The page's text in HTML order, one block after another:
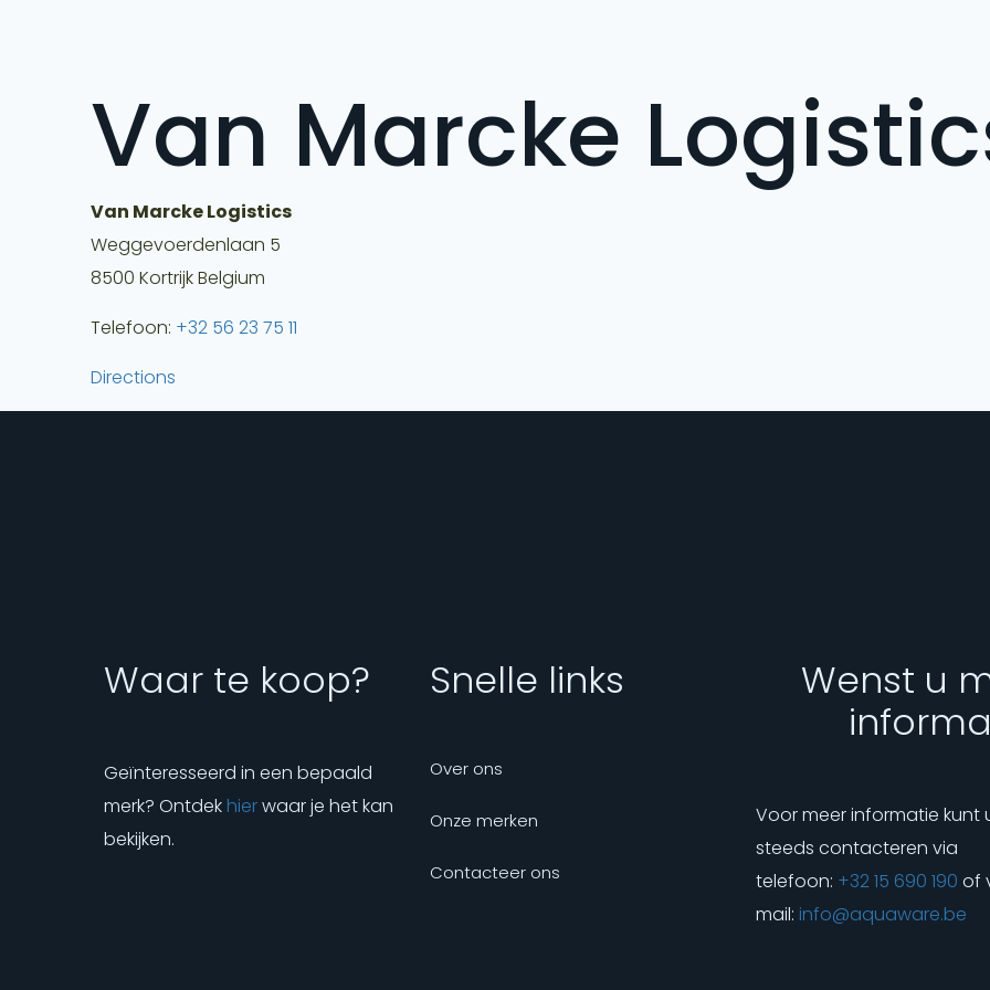
Van Marcke
Van Marcke Logistics
Weggevoerdenlaan 5
8500 KortrijkBelgium
Telefoon: +32 56 23 75 11
Directions
Waar te koop?
Geïnteresseerd in een bepaald
merk? Ontdek hierwaar je het kan
bekijken.
Snelle links
Over ons
Onze merken
Contacteer ons
Wenst u
Voor meer informatie kunt
steeds contacteren via
telefoon: +32 15 690 190 of
mail: info@aquaware.be